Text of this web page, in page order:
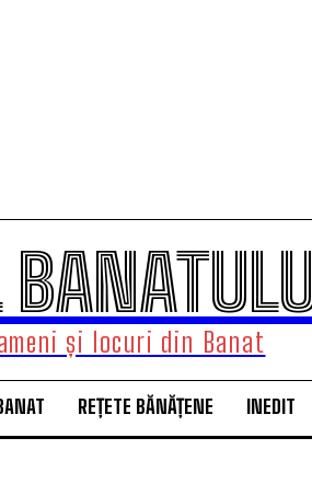
și locuri din Banat
REȚETE BĂNĂȚENE INEDIT